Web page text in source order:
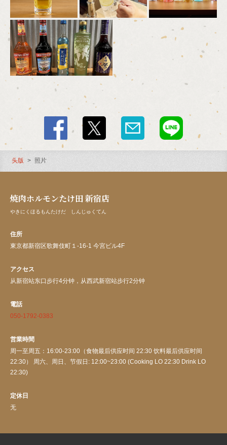
头版 照片
焼肉ホルモンたけ田 新宿店
やきにくほるもんたけだ しんじゅくてん
住所
東京都新宿区歌舞伎町１-16-1 今宮ビル4F
アクセス
从新宿站东口步行4分钟，从西武新宿站步行2分钟
電話
050-1792-0383
営業時間
周一至周五：16:00-23:00（食物最后供应时间 22:30 饮料最后供应时间
22:30） 周六、周日、节假日: 12:00~23:00 (Cooking LO 22:30 Drink LO
22:30)
定休日
无